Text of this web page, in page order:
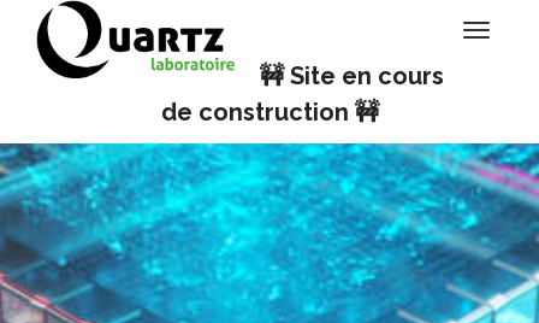
Panneau de gestion des cookies
Toggle
🚧 Site en cours
de construction 🚧